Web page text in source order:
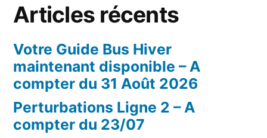
Articles récents
Votre Guide Bus Hiver
maintenant disponible – A
compter du 31 Août 2026
Perturbations Ligne 2 – A
compter du 23/07